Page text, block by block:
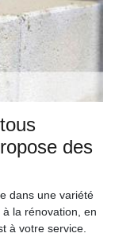
des
dans une variété
la rénovation, en
à votre service.